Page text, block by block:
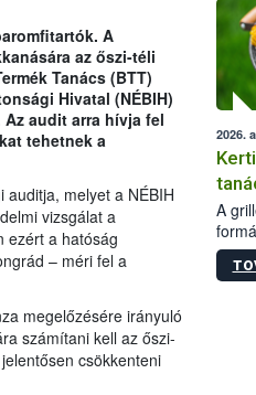
A
az őszi-téli
Tanács (BTT)
Hivatal (NÉBIH)
audit arra hívja fel
tehetnek a
melyet a NÉBIH
vizsgálat a
ezért a hatóság
– méri fel a
megelőzésére irányuló
számítani kell az őszi-
csökkenteni
Az
2026.
A